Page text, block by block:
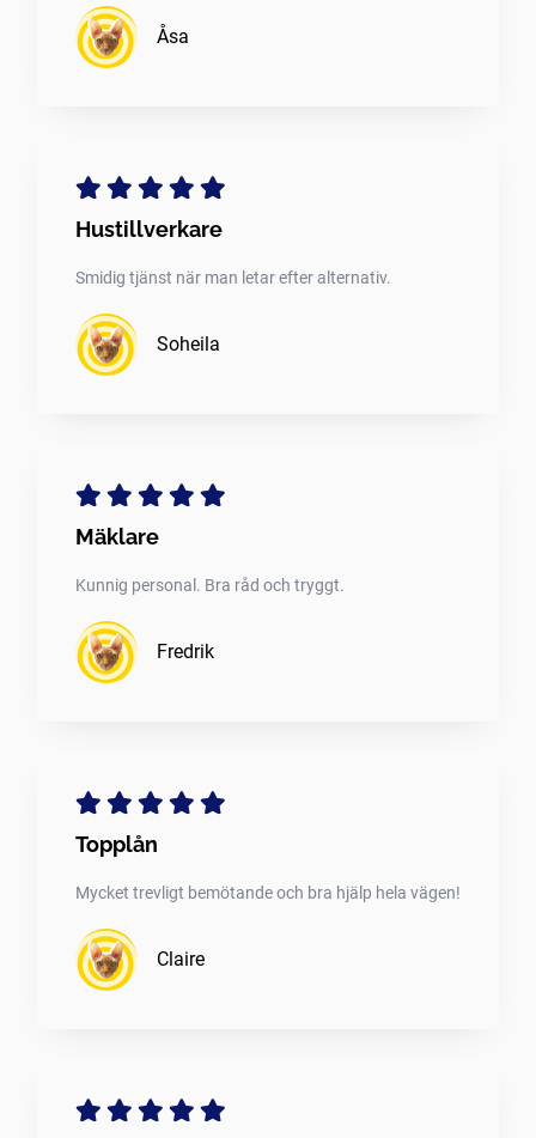
Åsa
Hustillverkare
Smidig tjänst när man letar efter alternativ.
Soheila
Mäklare
Kunnig personal. Bra råd och tryggt.
Fredrik
Topplån
Mycket trevligt bemötande och bra hjälp hela vägen!
Claire